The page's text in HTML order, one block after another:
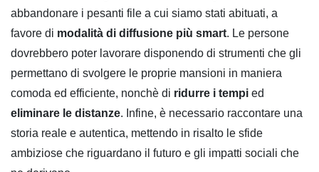
abbandonare i pesanti file a cui siamo stati abituati, a
favore di modalità di diffusione più smart. Le persone
dovrebbero poter lavorare disponendo di strumenti che gli
permettano di svolgere le proprie mansioni in maniera
comoda ed efficiente, nonchè di ridurre i tempi ed
eliminare le distanze. Infine, è necessario raccontare una
storia reale e autentica, mettendo in risalto le sfide
ambiziose che riguardano il futuro e gli impatti sociali che